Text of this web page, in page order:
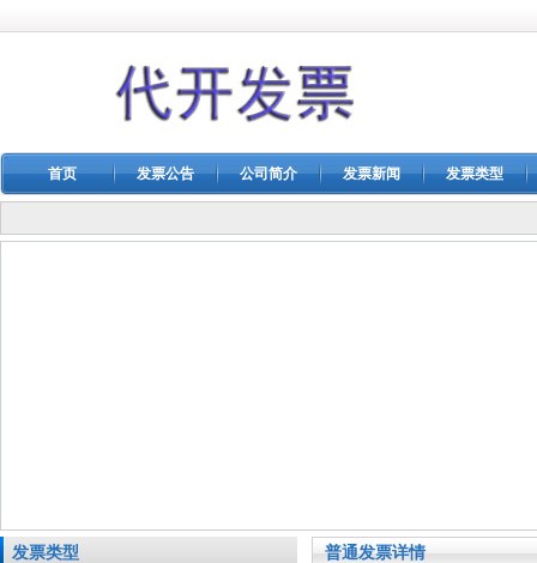
首页 发票公告 公司简介 发票新闻 发票类型
发票类型 普通发票详情